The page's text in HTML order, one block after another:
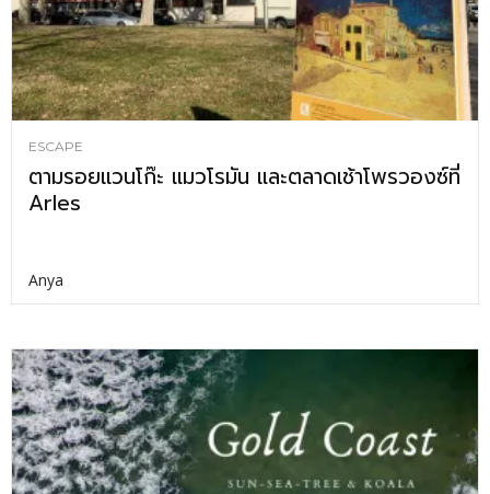
ESCAPE
ตามรอยแวนโก๊ะ แมวโรมัน และตลาดเช้าโพรวองซ์ที่
Arles
Anya